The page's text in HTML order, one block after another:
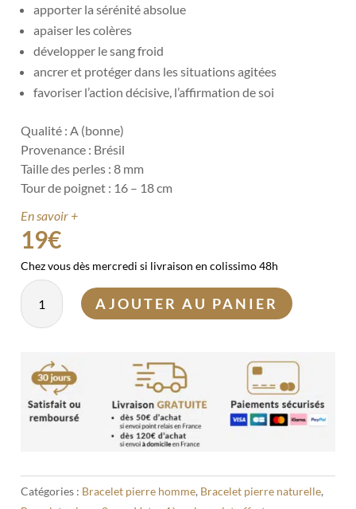
apporter la sérénité absolue
apaiser les colères
développer le sang froid
ancrer et protéger dans les situations agitées
favoriser l’action décisive, l’affirmation de soi
Qualité : A (bonne)
Provenance : Brésil
Taille des perles : 8 mm
Tour de poignet : 16 – 18 cm
En savoir +
19€
Chez vous dès mercredi si livraison en colissimo 48h
quantité
Bracelet
mm
AJOUTER AU PANIER
Catégories : Bracelet pierre homme, Bracelet pierre naturelle,